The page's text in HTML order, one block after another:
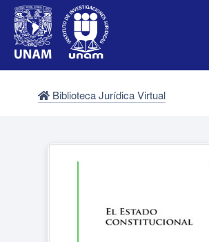
Biblioteca Jurídica Virtual